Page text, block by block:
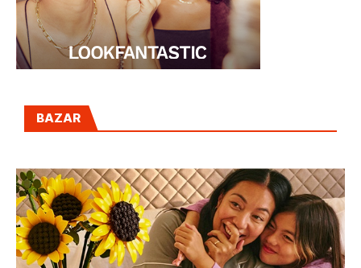
BAZAR